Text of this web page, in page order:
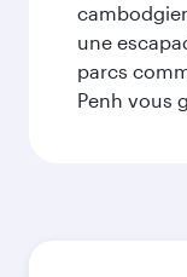
une
parcs
Penh vous